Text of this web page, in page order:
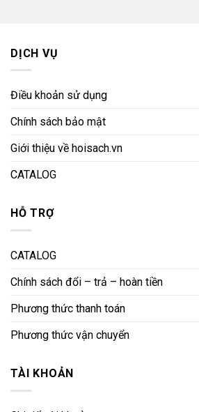
DỊCH VỤ
Điều khoản sử dụng
Chính sách bảo mật
Giới thiệu về hoisach.vn
CATALOG
HỖ TRỢ
CATALOG
Chính sách đổi – trả – hoàn tiền
Phương thức thanh toán
Phương thức vận chuyển
TÀI KHOẢN